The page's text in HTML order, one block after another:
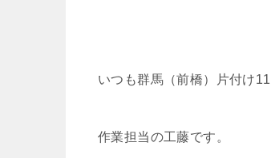
いつも群馬（前橋）片付け
作業担当の工藤です。